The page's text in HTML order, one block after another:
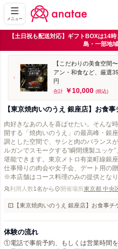
メニュー
【土日祝も配送対応】ギフトBOXは14
島・一部地域
【こだわりの美食空間
アン・和食など、厳選
円
合計 ￥10,000 (税込)
【東京焼肉いのうえ 銀座店】お食事
肉好きなあの人を喜ばせたい。そんな
開する「焼肉いのうえ」の最高峰・銀
調とした空間で、サシと肉のバランス
ルガンでスモークする“瞬間燻製ユッケ
堪能できます。東京メトロ有楽町線銀
仕事帰りの肉会や女子会、デート用の贈
※本店舗はコース料理のみの提供とな
利用人数1名から 開催場所東京都 中央
【東京焼肉いのうえ 銀座店】お食事
体験の流れ
①電話で事前予約、もしくは営業時間